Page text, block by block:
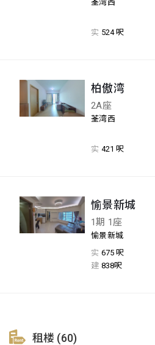
荃湾西
实 524 呎
柏傲湾
2A座
荃湾西
实 421 呎
愉景新城
1期 1座
愉景新城
实 675 呎
建 838呎
租楼 (60)